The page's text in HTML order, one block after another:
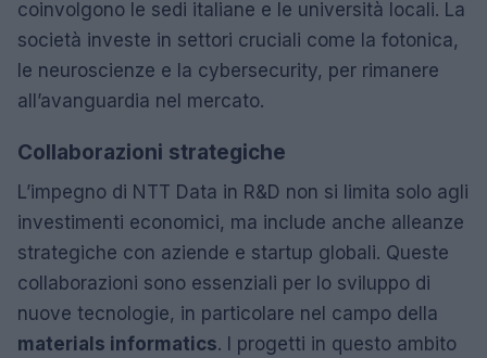
coinvolgono le sedi italiane e le università locali. La
società investe in settori cruciali come la fotonica,
le neuroscienze e la cybersecurity, per rimanere
all’avanguardia nel mercato.
Collaborazioni strategiche
L’impegno di NTT Data in R&D non si limita solo agli
investimenti economici, ma include anche alleanze
strategiche con aziende e startup globali. Queste
collaborazioni sono essenziali per lo sviluppo di
nuove tecnologie, in particolare nel campo della
materials informatics. I progetti in questo ambito